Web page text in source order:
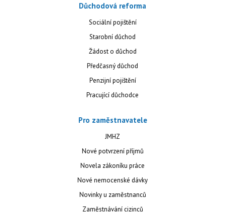
Důchodová reforma
Sociální pojištění
Starobní důchod
Žádost o důchod
Předčasný důchod
Penzijní pojištění
Pracující důchodce
Pro zaměstnavatele
JMHZ
Nové potvrzení příjmů
Novela zákoníku práce
Nové nemocenské dávky
Novinky u zaměstnanců
Zaměstnávání cizinců